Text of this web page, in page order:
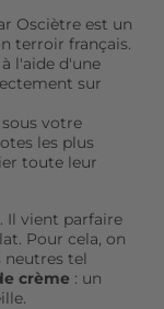
Osciètre est un
terroir français.
à l'aide d'une
sur
votre
les plus
toute leur
Il vient parfaire
Pour cela, on
neutres tel
crème : un